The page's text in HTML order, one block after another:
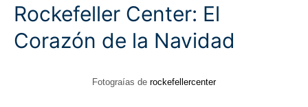
Rockefeller Center: El
Corazón de la Navidad
Fotograías de rockefellercenter